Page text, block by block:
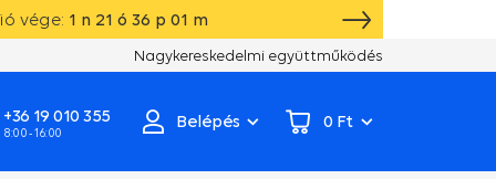
vége: 1 n 21 ó 36 p 00 m
Saját raktár, gyártás, szivattyú szervizközpont
Nagykereskedelmi együttműködés
+36 19 010 355
8:00 - 16:00
Belépés 0 Ft